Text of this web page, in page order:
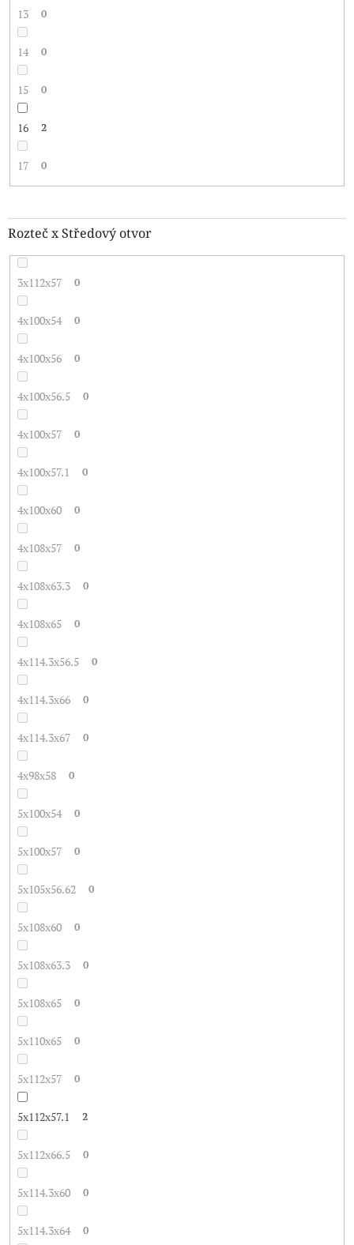
13 0
14 0
15 0
16 2
17 0
Rozteč x Středový otvor
3x112x57 0
4x100x54 0
4x100x56 0
4x100x56.5 0
4x100x57 0
4x100x57.1 0
4x100x60 0
4x108x57 0
4x108x63.3 0
4x108x65 0
4x114.3x56.5 0
4x114.3x66 0
4x114.3x67 0
4x98x58 0
5x100x54 0
5x100x57 0
5x105x56.62 0
5x108x60 0
5x108x63.3 0
5x108x65 0
5x110x65 0
5x112x57 0
5x112x57.1 2
5x112x66.5 0
5x114.3x60 0
5x114.3x64 0